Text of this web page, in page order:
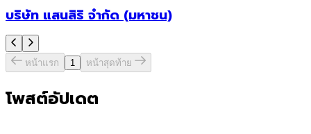
บริษัท แสนสิริ จำกัด (มหาชน)
หน้าแรก 1 หน้าสุดท้าย
โพสต์อัปเดต